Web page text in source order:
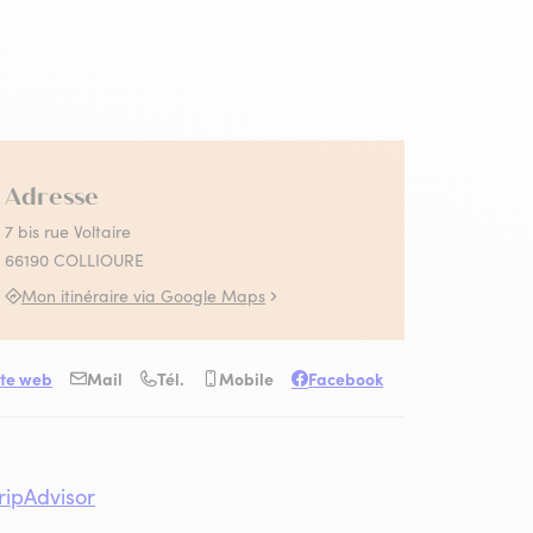
moi le fauvisme
les activités
Adresse
7 bis rue Voltaire
66190 COLLIOURE
Mon itinéraire via Google Maps
web Mail Tél. Mobile Facebook